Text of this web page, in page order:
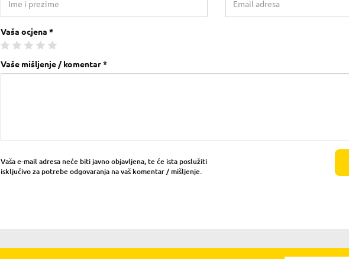
Vaša ocjena *
Vaše mišljenje / komentar *
Vaša e-mail adresa neće biti javno objavljena, te će ista poslužiti
isključivo za potrebe odgovaranja na vaš komentar / mišljenje.